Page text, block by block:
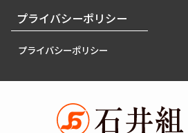
プライバシーポリシー
プライバシーポリシー